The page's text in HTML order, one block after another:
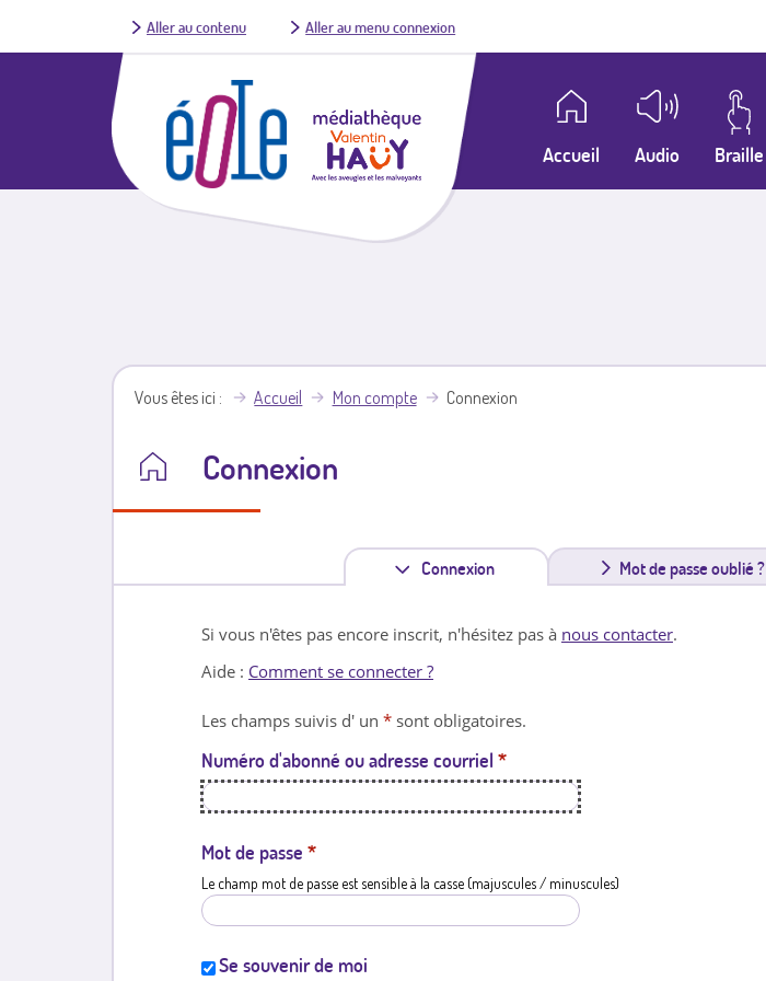
Aller au contenu Aller au menu connexion
Accueil Audio Braille
Vous êtes ici Accueil Mon compte Connexion
Connexion
Connexion
n
l
e
Mot de passe oublié ?
Si vous n'êtes pas encore inscrit, n'hésitez pas à nous contacter.
Aide : Comment se connecter ?
Les champs suivis d' un * sont obligatoires.
Numéro d'abonné ou adresse courriel *
Mot de passe *
Le champ mot de passe est sensible à la casse (majuscules / minuscules)
Se souvenir de moi